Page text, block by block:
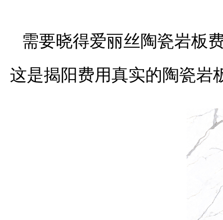
需要晓得爱丽丝陶瓷岩板
这是揭阳费用真实的陶瓷岩